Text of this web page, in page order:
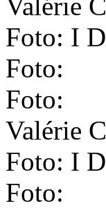
Foto: I
Foto:
Foto:
Valérie
Foto: I
Foto: